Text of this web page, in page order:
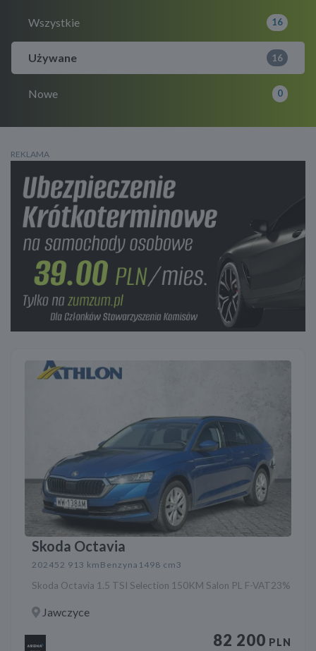
Wszystkie 16
Używane 16
Nowe 0
REKLAMA
Skoda Octavia
202452 913 km Benzyna 1498 cm3
Skoda Octavia 1.5 TSI Selection 150KM Salon PL F-VAT23%
Jawczyce
82 200 PLN